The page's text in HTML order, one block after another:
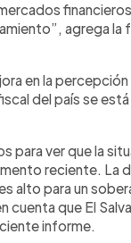
agrega la
en la
del país se
para ver que la
reciente. La
alto para un
cuenta que El
informe.